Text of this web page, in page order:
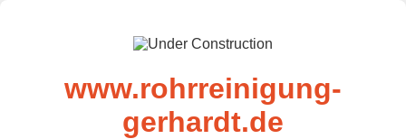
www.rohrreinigung-
gerhardt.de